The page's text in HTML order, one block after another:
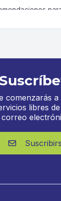
comenzarás
libres
correo
